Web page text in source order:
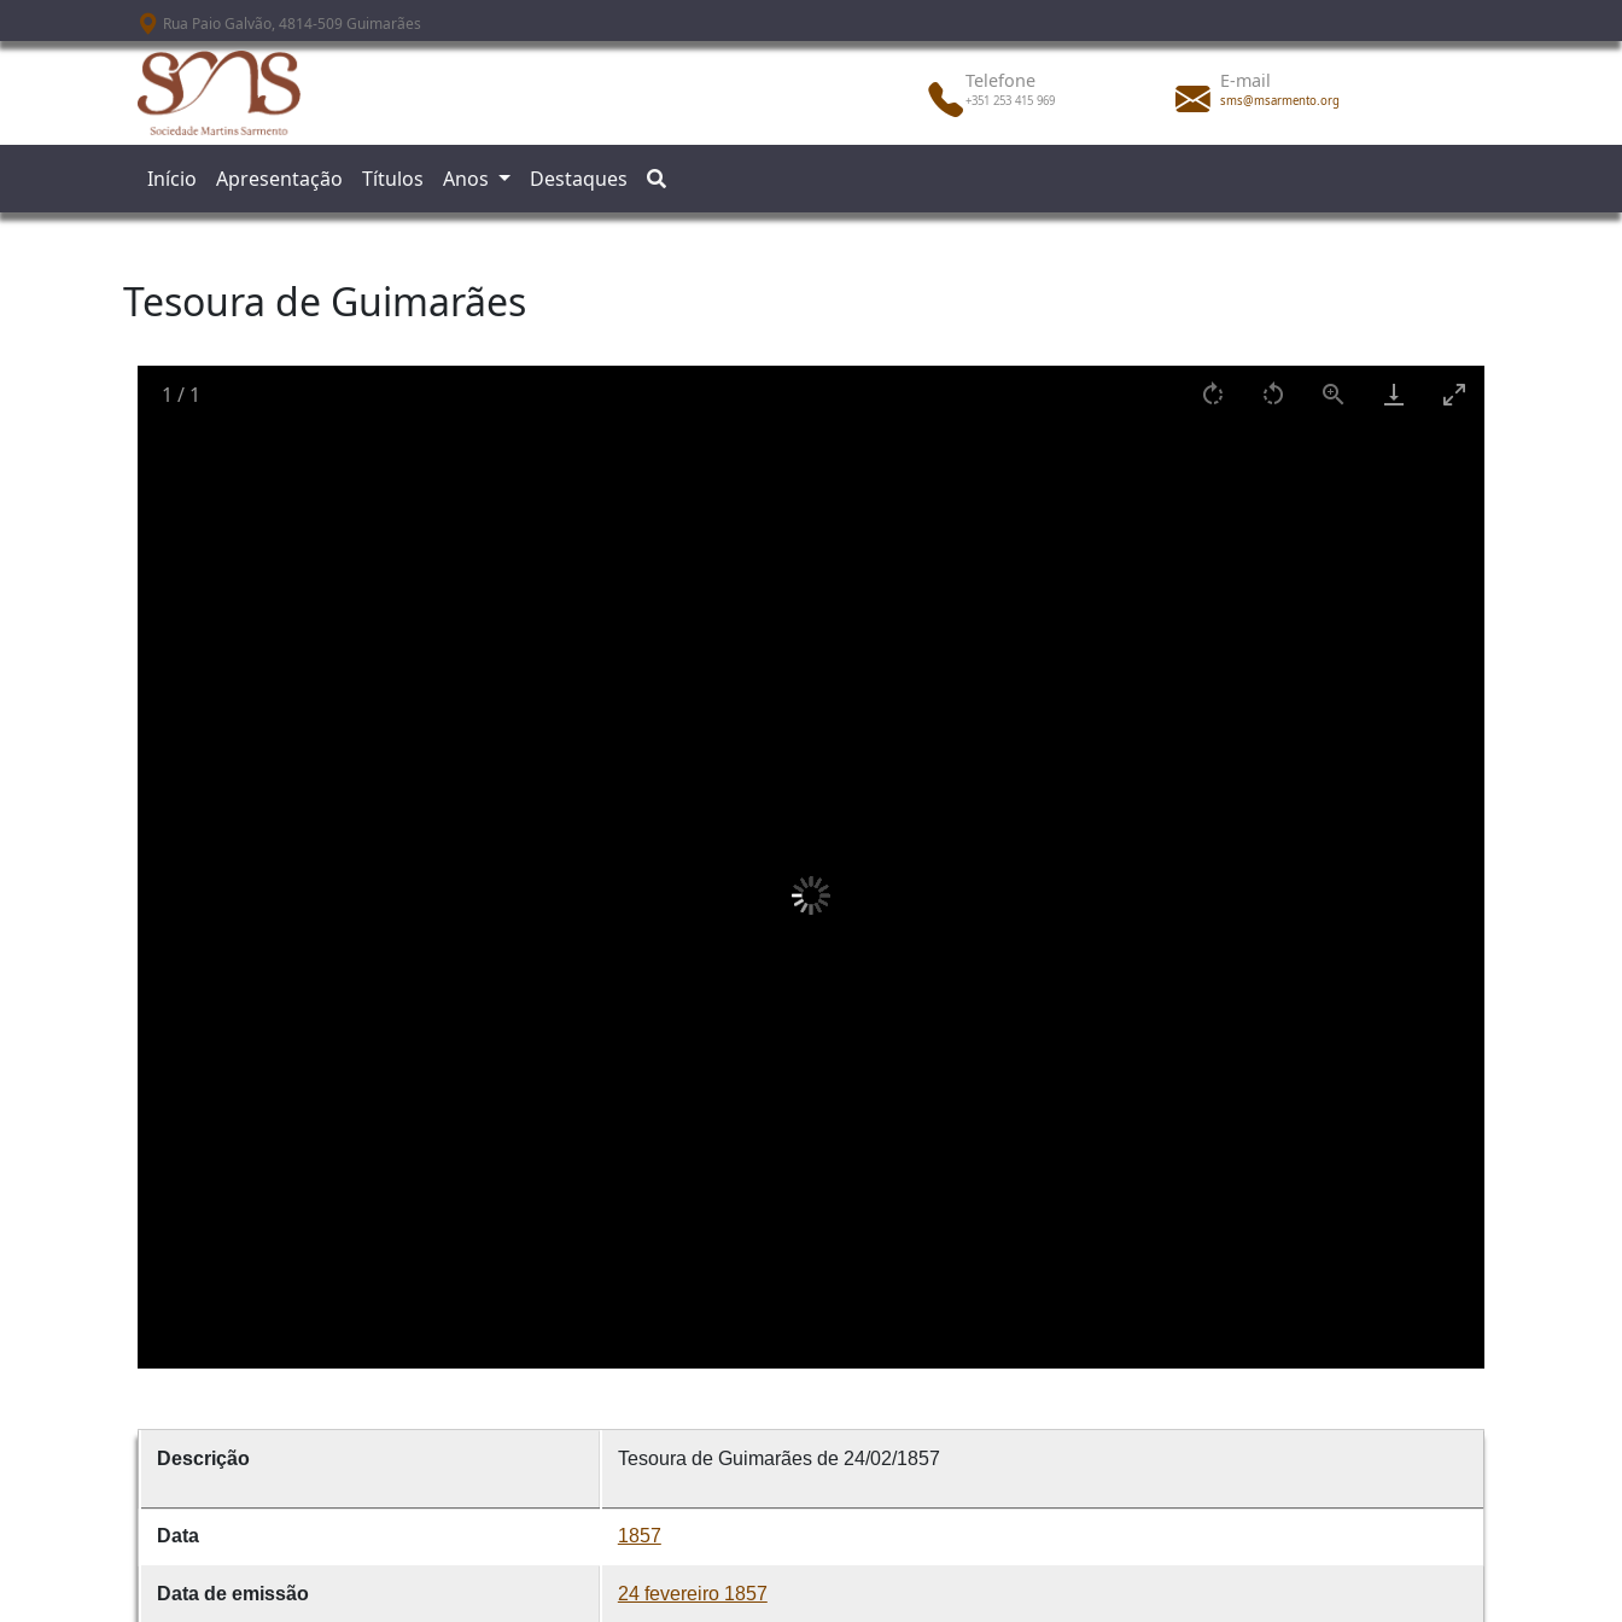
Passar para o conteúdo principal
Rua Paio Galvão, 4814-509 Guimarães
Telefone
+351 253 415 969
E-mail
sms@msarmento.org
Início Apresentação Títulos Anos Destaques
Tesoura de Guimarães
1 / 1
Descrição Tesoura de Guimarães de 24/02/1857
Data 1857
Data de emissão 24 fevereiro 1857